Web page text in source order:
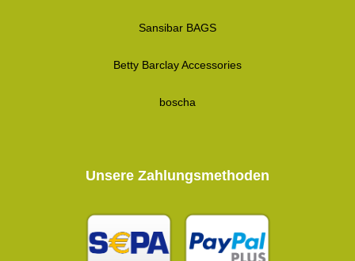
Sansibar BAGS
Betty Barclay Accessories
boscha
Unsere Zahlungsmethoden